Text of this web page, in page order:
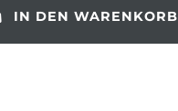
IN DEN WARENKORB